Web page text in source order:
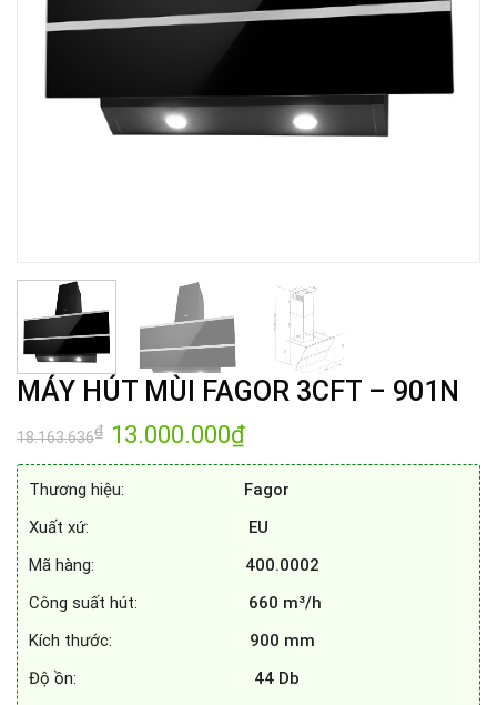
MÁY HÚT MÙI FAGOR 3CFT – 901N
18.163.636₫ Giá
gốc
là:
13.000.000₫Giá
tại
13.000.000₫.
Thương hiệu:
Fagor
Xuất xứ:
EU
Mã hàng: 400.0002
Công suất hút:
660 m³/h
Kích thước:
900 mm
Độ ồn: 44 Db